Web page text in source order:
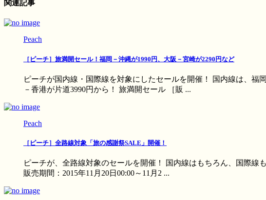
関連記事
Peach
［ピーチ］旅満開セール！福岡－沖縄が1990円、大阪－宮崎が2290円など
ピーチが国内線・国際線を対象にしたセールを開催！ 国内線は、福
－香港が片道3990円から！ 旅満開セール ［販 ...
Peach
［ピーチ］全路線対象「旅の感謝祭SALE」開催！
ピーチが、全路線対象のセールを開催！ 国内線はもちろん、国際
販売期間：2015年11月20日00:00～11月2 ...